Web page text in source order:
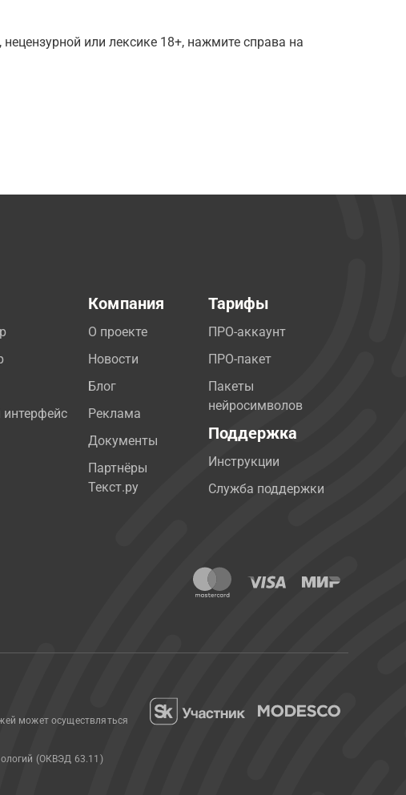
или лексике 18+, нажмите справа на
Компания
О проекте
Новости
Блог
Реклама
Документы
Партнёры
Текст.ру
Тарифы
ПРО-аккаунт
ПРО-пакет
Пакеты
нейросимволов
Поддержка
Инструкции
Служба поддержки
может осуществляться
(ОКВЭД 63.11)